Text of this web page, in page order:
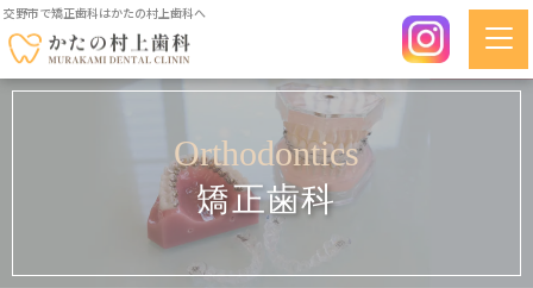
交野市で矯正歯科はかたの村上歯科へ
Orthodontics
矯正歯科